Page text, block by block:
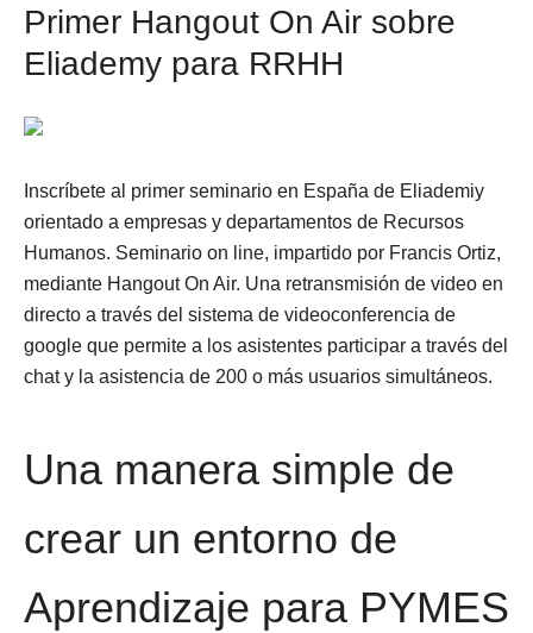
Primer Hangout On Air sobre
Eliademy para RRHH
Inscríbete al primer seminario en España de Eliademiy
orientado a empresas y departamentos de Recursos
Humanos. Seminario on line, impartido por Francis Ortiz,
mediante Hangout On Air. Una retransmisión de video en
directo a través del sistema de videoconferencia de
google que permite a los asistentes participar a través del
chat y la asistencia de 200 o más usuarios simultáneos.
Una manera simple de
crear un entorno de
Aprendizaje para PYMES